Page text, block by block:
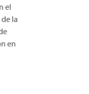
el
la
en